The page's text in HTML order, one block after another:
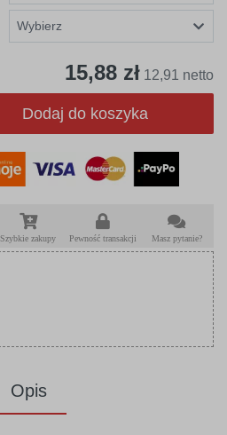
15,88 zł 12,91 netto
Dodaj do koszyka
Szybkie zakupy Pewność transakcji Masz pytanie?
Opis